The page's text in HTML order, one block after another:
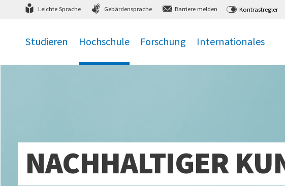
zum Hauptmenü zum Inhalt,
Leichte Sprache Gebärdensprache Barriere melden Kontrastregler
Studieren Hochschule Forschung Internationales
NACHHALTIGER